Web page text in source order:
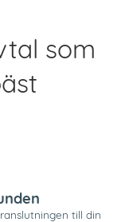
som
till din